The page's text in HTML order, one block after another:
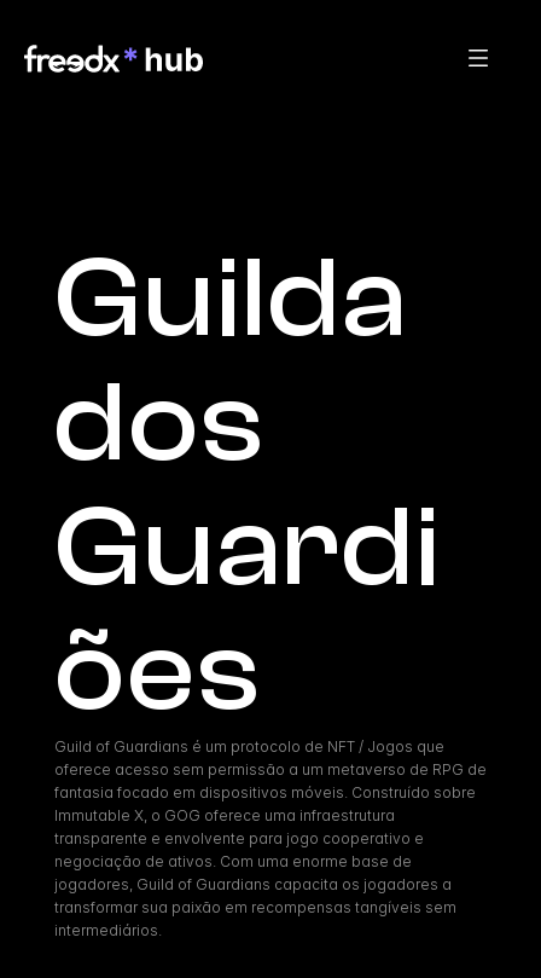
Guilda
dos
Guardi
ões
Guild of Guardians é um protocolo de NFT / Jogos que
oferece acesso sem permissão a um metaverso de RPG de
fantasia focado em dispositivos móveis. Construído sobre
Immutable X, o GOG oferece uma infraestrutura
transparente e envolvente para jogo cooperativo e
negociação de ativos. Com uma enorme base de
jogadores, Guild of Guardians capacita os jogadores a
transformar sua paixão em recompensas tangíveis sem
intermediários.